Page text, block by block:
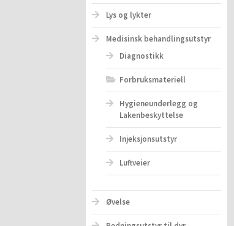
Lys og lykter
Medisinsk behandlingsutstyr
Diagnostikk
Forbruksmateriell
Hygieneunderlegg og
Lakenbeskyttelse
Injeksjonsutstyr
Luftveier
Øvelse